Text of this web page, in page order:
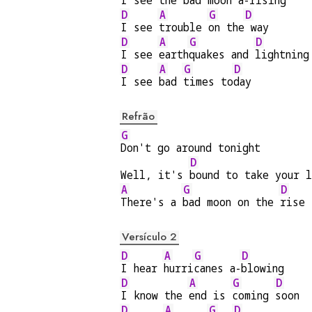
D
I see
A
trouble
G
on the
D
way
D
I see
A
earth
G
quakes and
D
lightning
D
I see
A
bad
G
times to
D
day
Refrão
G
Don't go around tonight
Well, it's
D
bound to take your
A
There's a
G
bad moon on the
D
rise
Versículo 2
D
I hear
A
hurri
G
canes a-
D
blowing
D
I know the
A
end is
G
coming
D
soon